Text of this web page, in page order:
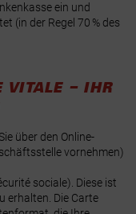
ein und
(in der Regel 70 % des
VITALE – IHR
über den Online-
vornehmen)
sociale) . Diese ist
erhalten. Die Carte